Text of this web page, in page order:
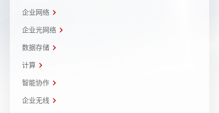
企业网络
企业光网络
数据存储
计算
智能协作
企业无线